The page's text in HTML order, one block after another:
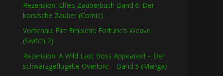
Rezension: Elfies Zauberbuch Band 6: Der
korsische Zauber (Comic)
Vorschau: Fire Emblem: Fortune’s Weave
(Switch 2)
Rezension: A Wild Last Boss Appeared! – Der
schwarzgeflügelte Overlord – Band 5 (Manga)